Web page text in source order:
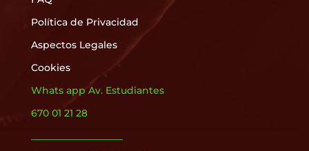
Política de Privacidad
Aspectos Legales
Cookies
Whats app Av. Estudiantes
670 01 21 28